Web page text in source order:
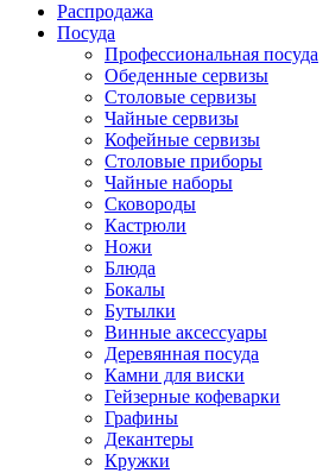
Распродажа
Посуда
Профессиональная посуда
Обеденные сервизы
Столовые сервизы
Чайные сервизы
Кофейные сервизы
Столовые приборы
Чайные наборы
Сковороды
Кастрюли
Ножи
Блюда
Бокалы
Бутылки
Винные аксессуары
Деревянная посуда
Камни для виски
Гейзерные кофеварки
Графины
Декантеры
Кружки